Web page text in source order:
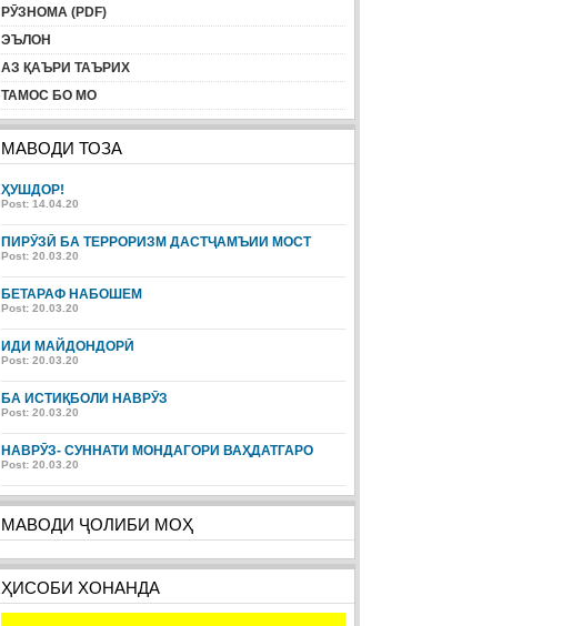
РӮЗНОМА (PDF)
ЭЪЛОН
АЗ ҚАЪРИ ТАЪРИХ
ТАМОС БО МО
МАВОДИ ТОЗА
ҲУШДОР!
Post: 14.04.20
ПИРӮЗӢ БА ТЕРРОРИЗМ ДАСТҶАМЪИИ МОСТ
Post: 20.03.20
БЕТАРАФ НАБОШЕМ
Post: 20.03.20
ИДИ МАЙДОНДОРӢ
Post: 20.03.20
БА ИСТИҚБОЛИ НАВРӮЗ
Post: 20.03.20
НАВРӮЗ- СУННАТИ МОНДАГОРИ ВАҲДАТГАРО
Post: 20.03.20
МАВОДИ ҶОЛИБИ МОҲ
ҲИСОБИ ХОНАНДА